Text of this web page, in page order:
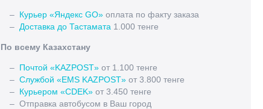
– Курьер «Яндекс GO» оплата по факту заказа
– Доставка до Тастамата 1.000 тенге
По всему Казахстану
– Почтой «KAZPOST» от 1.100 тенге
– Службой «EMS KAZPOST» от 3.800 тенге
– Курьером «CDEK» от 3.450 тенге
– Отправка автобусом в Ваш город